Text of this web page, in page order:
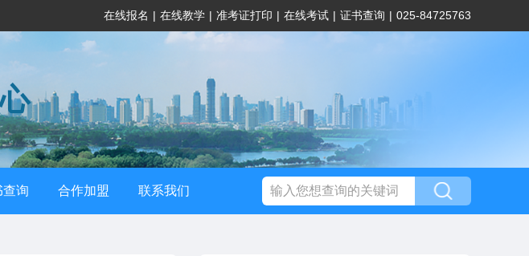
在线报名 | 在线教学 | 准考证打印 | 在线考试 | 证书查询 | 025-84725763
查询 合作加盟 联系我们